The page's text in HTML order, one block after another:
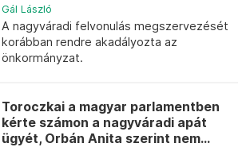
Gál László
A nagyváradi felvonulás megszervezését
korábban rendre akadályozta az
önkormányzat.
Toroczkai a magyar parlamentben
kérte számon a nagyváradi apát
ügyét, Orbán Anita szerint nem...